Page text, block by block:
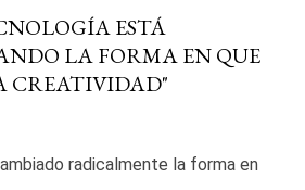
ESTÁ
LA FORMA EN QUE
CREATIVIDAD"
radicalmente la forma en